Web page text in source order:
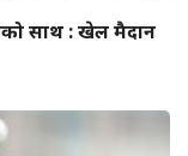
साथ : खेल मैदान